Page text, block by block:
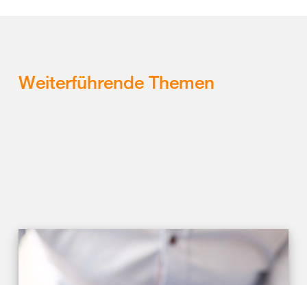
Weiterführende Themen